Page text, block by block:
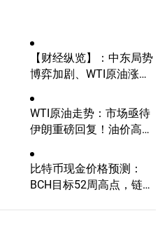
【财经纵览】：中东局势
博弈加剧、WTI原油涨超
率、美元反弹，道指终结
五连涨！
WTI原油走势：市场亟待
伊朗重磅回复！油价高波
比特币现金价格预测：
BCH目标52周高点，链上